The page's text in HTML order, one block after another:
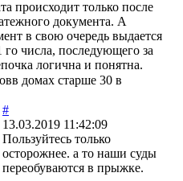
происходит только после
документа. А
в свою очередь выдается
числа, последующего за
логична и понятна.
домах старше 30 в
#
13.03.2019 11:42:09
Пользуйтесь только
осторожнее. а то наши суды
переобуваются в прыжке.